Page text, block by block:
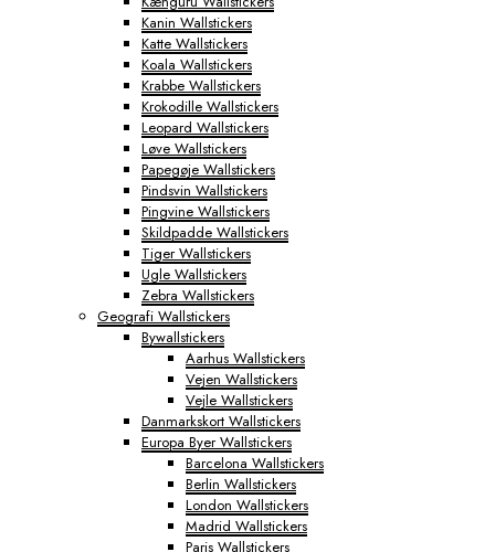
Kanin Wallstickers
Katte Wallstickers
Koala Wallstickers
Krabbe Wallstickers
Krokodille Wallstickers
Leopard Wallstickers
Løve Wallstickers
Papegøje Wallstickers
Pindsvin Wallstickers
Pingvine Wallstickers
Skildpadde Wallstickers
Tiger Wallstickers
Ugle Wallstickers
Zebra Wallstickers
Geografi Wallstickers
Bywallstickers
Aarhus Wallstickers
Vejen Wallstickers
Vejle Wallstickers
Danmarkskort Wallstickers
Europa Byer Wallstickers
Barcelona Wallstickers
Berlin Wallstickers
London Wallstickers
Madrid Wallstickers
Paris Wallstickers